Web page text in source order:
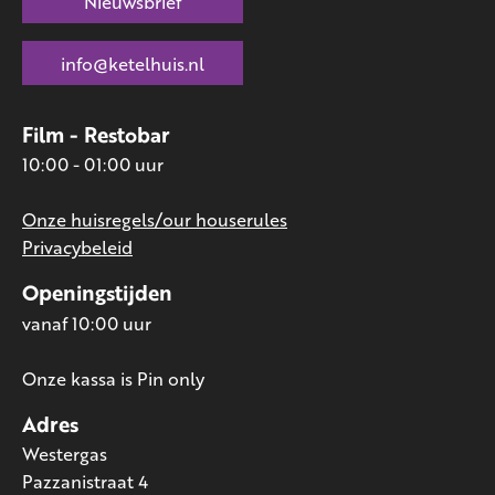
Adres
Westergas
Pazzanistraat 4
Openingstijden
vanaf 10:00 uur
Onze kassa is Pin only
Film - Restobar
10:00 - 01:00 uur
Onze huisregels/our houserules
Privacybeleid
info@ketelhuis.nl